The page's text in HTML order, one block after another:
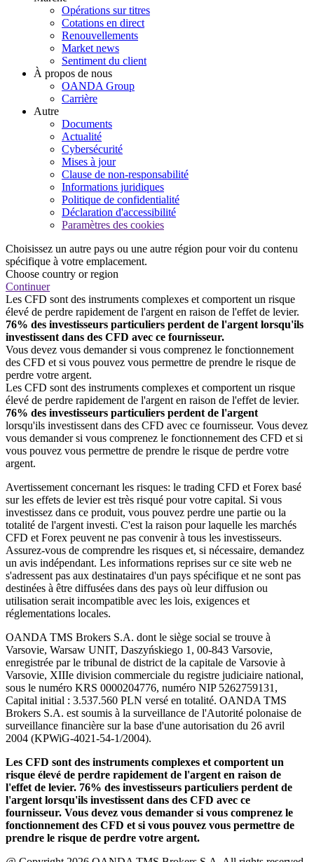
Opérations sur titres
Cotations en direct
Renouvellements
Market news
Sentiment du client
À propos de nous
OANDA Group
Carrière
Autre
Documents
Actualité
Cybersécurité
Mises à jour
Clause de non-responsabilité
Informations juridiques
Politique de confidentialité
Déclaration d'accessibilité
Paramètres des cookies
Choisissez un autre pays ou une autre région pour voir du contenu
spécifique à votre emplacement.
Choose country or region
Continuer
Les CFD sont des instruments complexes et comportent un risque
élevé de perdre rapidement de l'argent en raison de l'effet de levier.
76% des investisseurs particuliers perdent de l'argent lorsqu'ils
investissent dans des CFD avec ce fournisseur.
Vous devez vous demander si vous comprenez le fonctionnement
des CFD et si vous pouvez vous permettre de prendre le risque de
perdre votre argent.
Les CFD sont des instruments complexes et comportent un risque
élevé de perdre rapidement de l'argent en raison de l'effet de levier.
76% des investisseurs particuliers perdent de l'argent
lorsqu'ils investissent dans des CFD avec ce fournisseur. Vous devez
vous demander si vous comprenez le fonctionnement des CFD et si
vous pouvez vous permettre de prendre le risque de perdre votre
argent.
Avertissement concernant les risques: le trading CFD et Forex basé
sur les effets de levier est très risqué pour votre capital. Si vous
investissez dans ce produit, vous pouvez perdre une partie ou la
totalité de l'argent investi. C'est la raison pour laquelle les marchés
CFD et Forex peuvent ne pas convenir à tous les investisseurs.
Assurez-vous de comprendre les risques et, si nécessaire, demandez
un avis indépendant. Les informations reprises sur ce site web ne
s'adressent pas aux destinataires d'un pays spécifique et ne sont pas
destinées à être diffusées dans des pays où leur diffusion ou
utilisation serait incompatible avec les lois, exigences et
réglementations locales.
OANDA TMS Brokers S.A. dont le siège social se trouve à
Varsovie, Warsaw UNIT, Daszyńskiego 1, 00-843 Varsovie,
enregistrée par le tribunal de district de la capitale de Varsovie à
Varsovie, XIIIe division commerciale du registre judiciaire national,
sous le numéro KRS 0000204776, numéro NIP 5262759131,
Capital initial : 3.537.560 PLN versé en totalité. OANDA TMS
Brokers S.A. est soumis à la surveillance de l'Autorité polonaise de
surveillance financière sur la base d'une autorisation du 26 avril
2004 (KPWiG-4021-54-1/2004).
Les CFD sont des instruments complexes et comportent un
risque élevé de perdre rapidement de l'argent en raison de
l'effet de levier. 76% des investisseurs particuliers perdent de
l'argent lorsqu'ils investissent dans des CFD avec ce
fournisseur. Vous devez vous demander si vous comprenez le
fonctionnement des CFD et si vous pouvez vous permettre de
prendre le risque de perdre votre argent.